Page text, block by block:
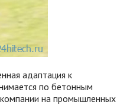
адаптация к
по бетонным
компании на промышленных